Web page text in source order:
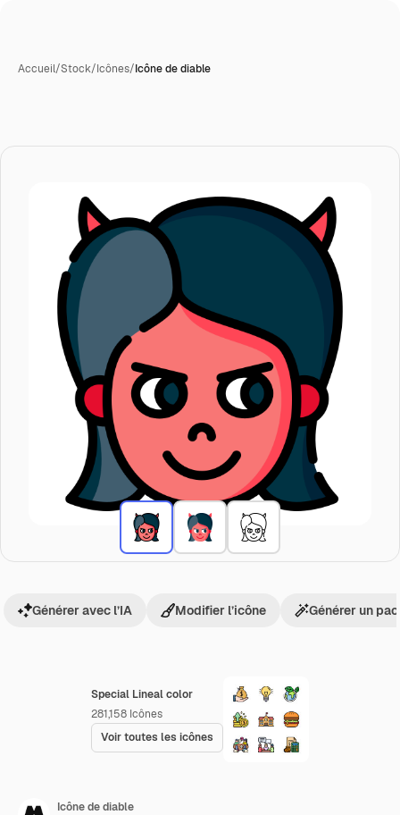
Accueil/Stock/Icônes/Icône de diable
Special Lineal color
281,158 Icônes
Voir toutes les icônes
Générer avec l’IA Modifier l’icône Générer un
Icône de diable